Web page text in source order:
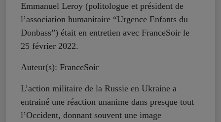
Emmanuel Leroy (politologue et président de
l’association humanitaire “Urgence Enfants du
Donbass”) était en entretien avec FranceSoir le
25 février 2022.
Auteur(s): FranceSoir
L’action militaire de la Russie en Ukraine a
entrainé une réaction unanime dans presque tout
l’Occident, donnant souvent une image